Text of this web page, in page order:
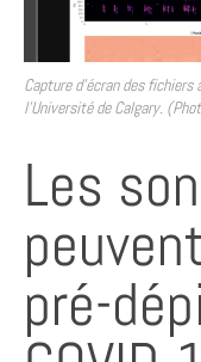
Capture d’écran des fichiers
l’Université de Calgary.
Les
pré-